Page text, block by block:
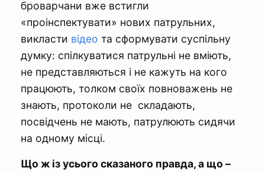
броварчани вже встигли
«проінспектувати» нових патрульних,
викласти відео та сформувати суспільну
думку: спілкуватися патрульні не вміють,
не представляються і не кажуть на кого
працюють, толком своїх повноважень не
знають, протоколи не складають,
посвідчень не мають, патрулюють сидячи
на одному місці.
Що ж із усього сказаного правда, а що –